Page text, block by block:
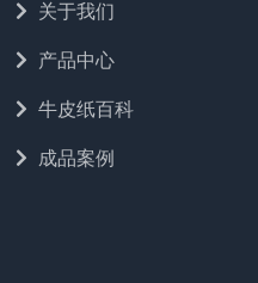
关于我们
产品中心
牛皮纸百科
成品案例